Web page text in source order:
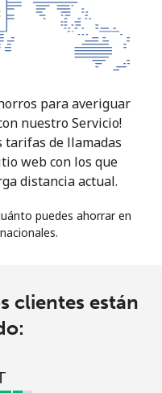
para averiguar
nuestro Servicio!
tarifas de llamadas
web con los que
distancia actual.
puedes ahorrar en
clientes están